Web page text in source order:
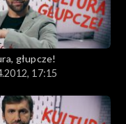
głupcze!
17:15